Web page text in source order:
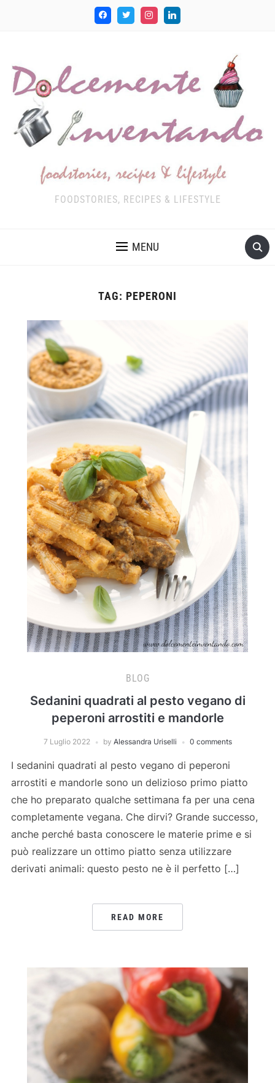
FOODSTORIES, RECIPES & LIFESTYLE
MENU
TAG: PEPERONI
BLOG
Sedanini quadrati al pesto vegano di
peperoni arrostiti e mandorle
7 Luglio 2022 by Alessandra Uriselli 0 comments
I sedanini quadrati al pesto vegano di peperoni
arrostiti e mandorle sono un delizioso primo piatto
che ho preparato qualche settimana fa per una cena
completamente vegana. Che dirvi? Grande successo,
anche perché basta conoscere le materie prime e si
può realizzare un ottimo piatto senza utilizzare
derivati animali: questo pesto ne è il perfetto […]
READ MORE